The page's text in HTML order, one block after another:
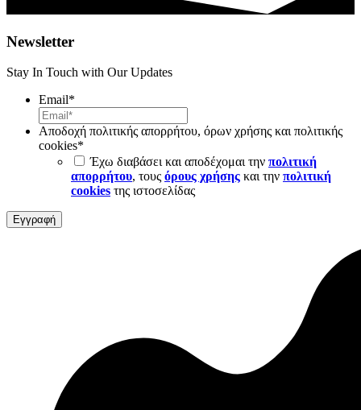
Newsletter
Stay In Touch with Our Updates
Email*
Αποδοχή πολιτικής απορρήτου, όρων χρήσης και πολιτικής
cookies*
Έχω διαβάσει και αποδέχομαι την πολιτική
απορρήτου, τους όρους χρήσης και την πολιτική
cookies της ιστοσελίδας